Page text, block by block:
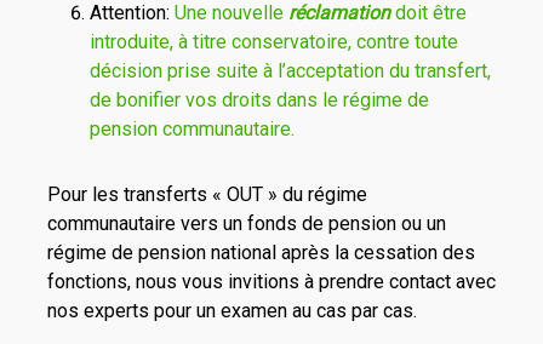
Attention: Une nouvelle réclamation doit être
introduite, à titre conservatoire, contre toute
décision prise suite à l’acceptation du transfert,
de bonifier vos droits dans le régime de
pension communautaire.
Pour les transferts « OUT » du régime
communautaire vers un fonds de pension ou un
régime de pension national après la cessation des
fonctions, nous vous invitions à prendre contact avec
nos experts pour un examen au cas par cas.